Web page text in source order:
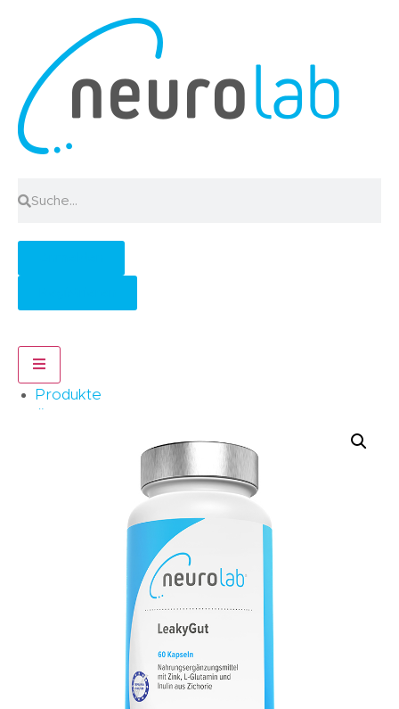
Produkte
Das Neurolab Team
Veranstaltungen
Expertenmeinungen
Kundenmeinungen
Häufig gestellte Fragen
Veranstaltungen
Hamburger Toggle Menu